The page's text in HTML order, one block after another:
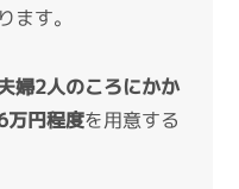
ます。
婦2人のころにかか
万円程度を用意する